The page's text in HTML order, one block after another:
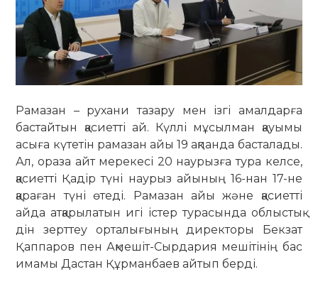
Рамазан – рухани тазару мен ізгі амалдарға
бастайтын қасиетті ай. Күллі мұсылман қауымы
асыға күтетін рамазан айы 19 ақпанда басталады.
Ал, ораза айт мерекесі 20 наурызға тура келсе,
қасиетті Қадір түні наурыз айының 16-нан 17-не
қараған түні өтеді. Рамазан айы және қасиетті
айда атқарылатын игі істер турасында облыстық
дін зерттеу орталығының директоры Бекзат
Қаппаров пен Ақмешіт-Сырдария мешітінің бас
имамы Дастан Құрманбаев айтып берді.